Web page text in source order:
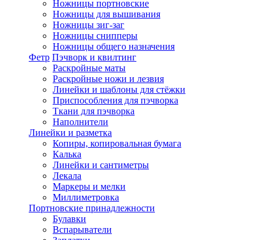
Ножницы портновские
Ножницы для вышивания
Ножницы зиг-заг
Ножницы снипперы
Ножницы общего назначения
Фетр Пэчворк и квилтинг
Раскройные маты
Раскройные ножи и лезвия
Линейки и шаблоны для стёжки
Приспособления для пэчворка
Ткани для пэчворка
Наполнители
Линейки и разметка
Копиры, копировальная бумага
Калька
Линейки и сантиметры
Лекала
Маркеры и мелки
Миллиметровка
Портновские принадлежности
Булавки
Вспарыватели